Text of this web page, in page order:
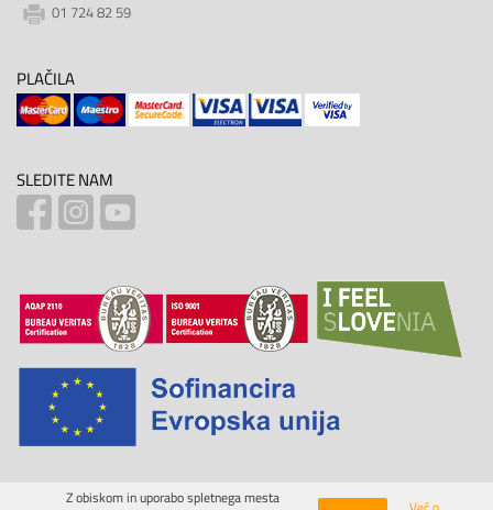
01 724 82 59
PLAČILA
SLEDITE NAM
Z obiskom in uporabo spletnega mesta